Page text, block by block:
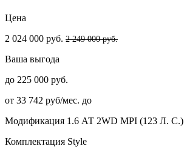
Цена
2 024 000 руб. 2 249 000 руб.
Ваша выгода
до 225 000 руб.
от 33 742 руб/мес. до
Модификация 1.6 АТ 2WD MPI (123 Л. C.)
Комплектация Style